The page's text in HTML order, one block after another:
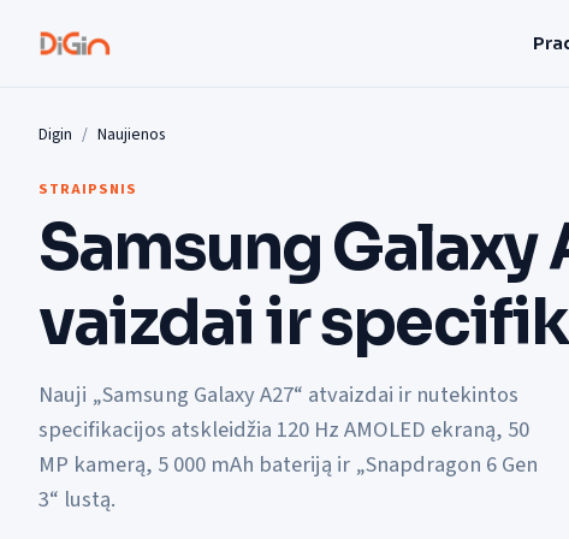
Digin Naujienos
STRAIPSNIS
Samsung Galaxy
vaizdai ir
Nauji „Samsung Galaxy A27“ atvaizdai ir nutekintos
specifikacijos atskleidžia 120 Hz AMOLED ekraną, 50
MP kamerą, 5 000 mAh bateriją ir „Snapdragon 6 Gen
3“ lustą.